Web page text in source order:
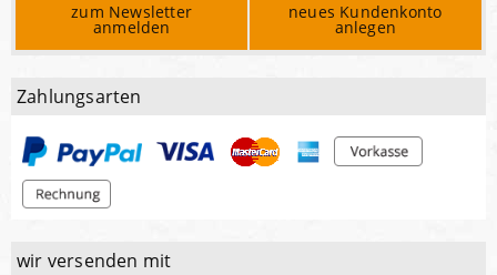
zum Newsletter
anmelden
neues Kundenkonto
anlegen
Zahlungsarten
wir versenden mit